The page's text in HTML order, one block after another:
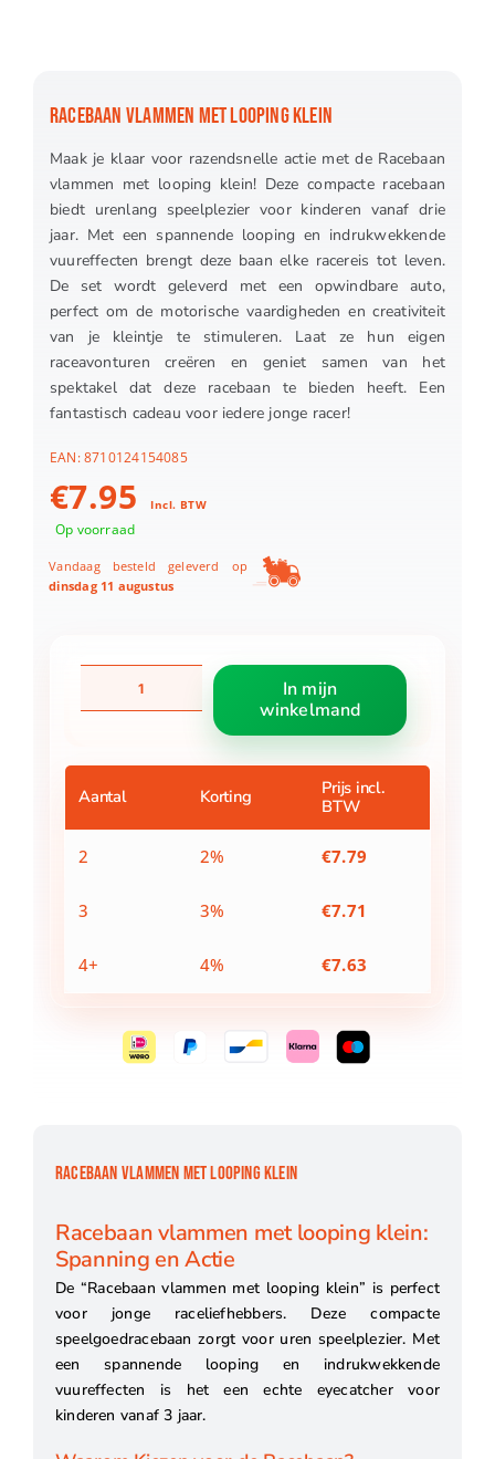
RACEBAAN VLAMMEN MET LOOPING KLEIN
Maak je klaar voor razendsnelle actie met de Racebaan
vlammen met looping klein! Deze compacte racebaan
biedt urenlang speelplezier voor kinderen vanaf drie
jaar. Met een spannende looping en indrukwekkende
vuureffecten brengt deze baan elke racereis tot leven.
De set wordt geleverd met een opwindbare auto,
perfect om de motorische vaardigheden en creativiteit
van je kleintje te stimuleren. Laat ze hun eigen
raceavonturen creëren en geniet samen van het
spektakel dat deze racebaan te bieden heeft. Een
fantastisch cadeau voor iedere jonge racer!
EAN:8710124154085
€7.95 Incl. BTW
Op voorraad
Vandaag besteld geleverd op
dinsdag 11 augustus
vlammen
klein
In mijn
winkelmand
Aantal Korting
Prijs incl.
BTW
2 2% €7.79
3 3% €7.71
4+ 4% €7.63
RACEBAAN VLAMMEN MET LOOPING KLEIN
Racebaan vlammen met looping klein:
Spanning en Actie
De “Racebaan vlammen met looping klein” is perfect
voor jonge raceliefhebbers. Deze compacte
speelgoedracebaan zorgt voor uren speelplezier. Met
een spannende looping en indrukwekkende
vuureffecten is het een echte eyecatcher voor
kinderen vanaf 3 jaar.